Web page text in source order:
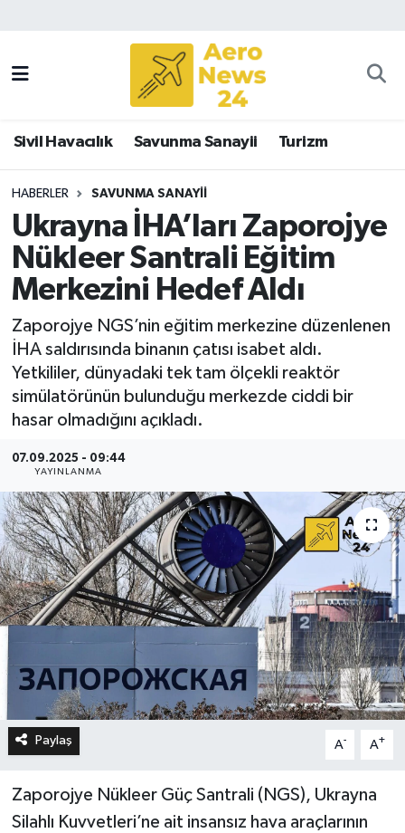
Sivil Havacılık Savunma Sanayii Turizm
HABERLER SAVUNMA SANAYII
Ukrayna İHA’ları Zaporojye
Nükleer Santrali Eğitim
Merkezini Hedef Aldı
Zaporojye NGS’nin eğitim merkezine düzenlenen
İHA saldırısında binanın çatısı isabet aldı.
Yetkililer, dünyadaki tek tam ölçekli reaktör
simülatörünün bulunduğu merkezde ciddi bir
hasar olmadığını açıkladı.
07.09.2025 - 09:44
YAYINLANMA
Paylaş A- A+
Zaporojye Nükleer Güç Santrali (NGS), Ukrayna
Silahlı Kuvvetleri’ne ait insansız hava araçlarının